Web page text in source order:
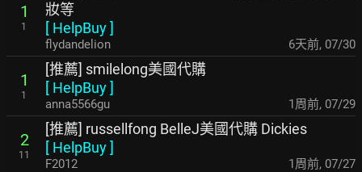
1
1
妝等
[ HelpBuy]
flydandelion 6天前, 07/30
1
1
[推薦] smilelong美國代購
[ HelpBuy]
anna5566gu 1周前, 07/29
2
11
[推薦] russellfong BelleJ美國代購 Dickies
[ HelpBuy]
F2012 1周前, 07/27